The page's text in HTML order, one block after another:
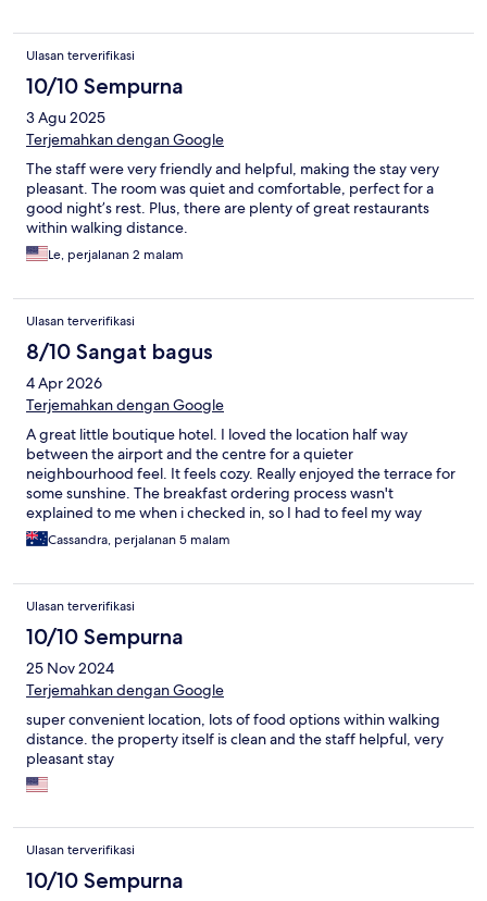
Ulasan terverifikasi
10/10 Sempurna
3 Agu 2025
Terjemahkan dengan Google
The staff were very friendly and helpful, making the stay very
pleasant. The room was quiet and comfortable, perfect for a
good night’s rest. Plus, there are plenty of great restaurants
within walking distance.
Le, perjalanan 2 malam
Ulasan terverifikasi
8/10 Sangat bagus
4 Apr 2026
Terjemahkan dengan Google
A great little boutique hotel. I loved the location half way
between the airport and the centre for a quieter
neighbourhood feel. It feels cozy. Really enjoyed the terrace for
some sunshine. The breakfast ordering process wasn't
explained to me when i checked in, so I had to feel my way
through that! Staff mostly use a translation tool to communicate,
which is very common in Beijing.
Cassandra, perjalanan 5 malam
Ulasan terverifikasi
10/10 Sempurna
25 Nov 2024
Terjemahkan dengan Google
super convenient location, lots of food options within walking
distance. the property itself is clean and the staff helpful, very
pleasant stay
Ulasan terverifikasi
10/10 Sempurna